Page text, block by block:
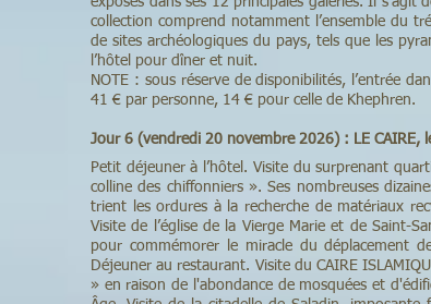
collection comprend notamment l’ensemble du
de sites archéologiques du pays, tels que les
l’hôtel pour dîner et nuit.
NOTE : sous réserve de disponibilités, l’entrée
41 € par personne, 14 € pour celle de Khephren.
Jour 6 (vendredi 20 novembre 2026) : LE CAIRE,
Petit déjeuner à l’hôtel. Visite du surprenant
colline des chiffonniers ». Ses nombreuses
trient les ordures à la recherche de matériaux
Visite de l’église de la Vierge Marie et de Saint-
pour commémorer le miracle du déplacement
Déjeuner au restaurant. Visite du CAIRE
» en raison de l'abondance de mosquées et